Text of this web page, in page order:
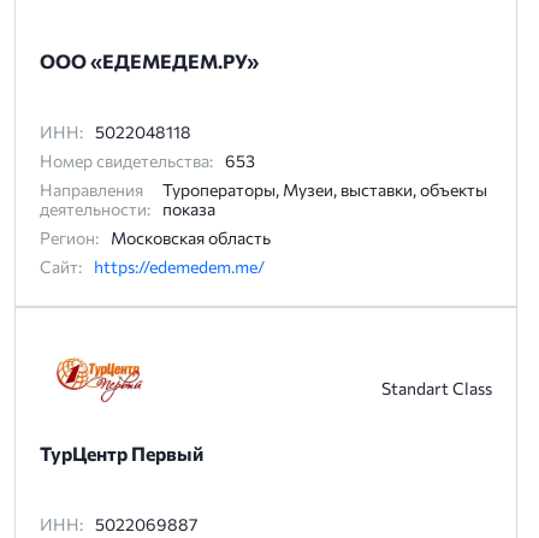
ООО «ЕДЕМЕДЕМ.РУ»
ИНН: 5022048118
Номер свидетельства: 653
Направления
деятельности:
Туроператоры, Музеи, выставки, объекты
показа
Регион:
Московская область
Сайт:
https://edemedem.me/
Standart Class
ТурЦентр Первый
ИНН: 5022069887